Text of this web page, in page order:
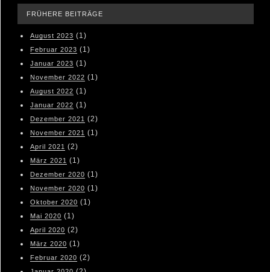
FRÜHERE BEITRÄGE
August 2023 (1)
Februar 2023 (1)
Januar 2023 (1)
November 2022 (1)
August 2022 (1)
Januar 2022 (1)
Dezember 2021 (2)
November 2021 (1)
April 2021 (2)
März 2021 (1)
Dezember 2020 (1)
November 2020 (1)
Oktober 2020 (1)
Mai 2020 (1)
April 2020 (2)
März 2020 (1)
Februar 2020 (2)